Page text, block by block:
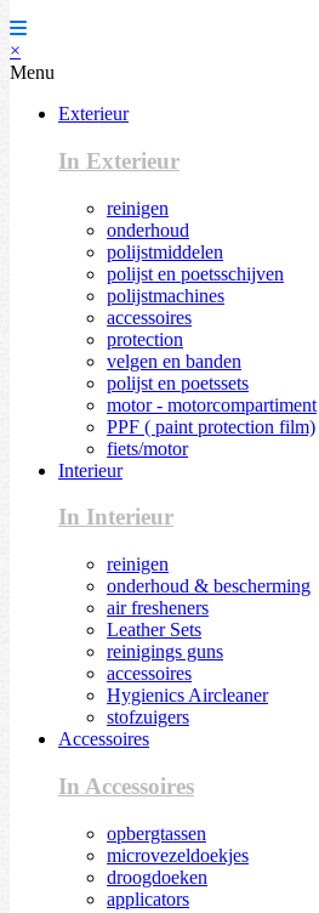
×
Menu
Exterieur
In Exterieur
reinigen
onderhoud
polijstmiddelen
polijst en poetsschijven
polijstmachines
accessoires
protection
velgen en banden
polijst en poetssets
motor - motorcompartiment
PPF ( paint protection film)
fiets/motor
Interieur
In Interieur
reinigen
onderhoud & bescherming
air fresheners
Leather Sets
reinigings guns
accessoires
Hygienics Aircleaner
stofzuigers
Accessoires
In Accessoires
opbergtassen
microvezeldoekjes
droogdoeken
applicators